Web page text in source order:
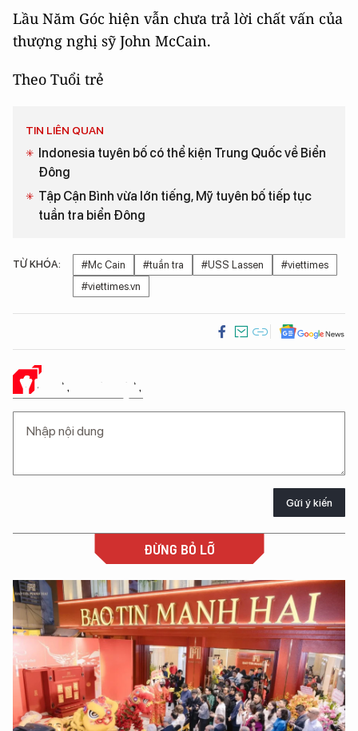
Lầu Năm Góc hiện vẫn chưa trả lời chất vấn của
thượng nghị sỹ John McCain.
Theo Tuổi trẻ
TIN LIÊN QUAN
Indonesia tuyên bố có thể kiện Trung Quốc về Biển
Đông
Tập Cận Bình vừa lớn tiếng, Mỹ tuyên bố tiếp tục
tuần tra biển Đông
TỪ KHÓA: #Mc Cain #tuần tra #USS Lassen
#viettimes
#viettimes.vn
Ý KIẾN CỦA BẠN
Gửi ý kiến
ĐỪNG BỎ LỠ